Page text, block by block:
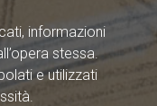
informazioni
stessa.
e utilizzati